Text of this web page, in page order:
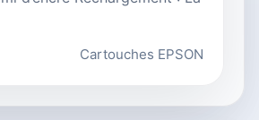
Cartouches EPSON